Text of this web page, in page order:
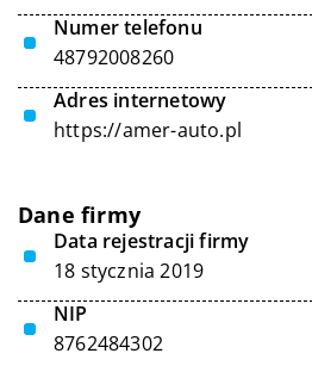
Numer telefonu
48792008260
Adres internetowy
https://amer-auto.pl
Dane firmy
Data rejestracji firmy
18 stycznia 2019
NIP
8762484302